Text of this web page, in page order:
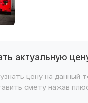
актуальную
цену на данный
смету нажав